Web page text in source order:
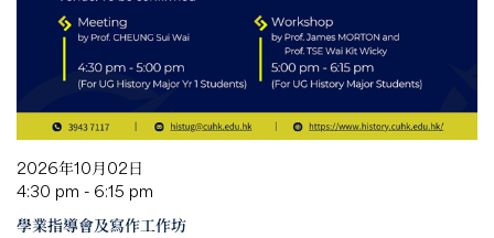
2026年10月02日
4:30 pm - 6:15 pm
學業指導會及寫作工作坊